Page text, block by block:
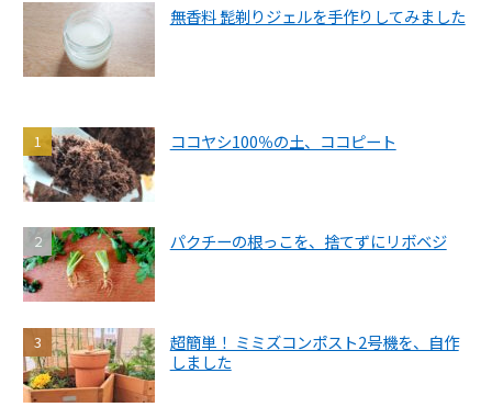
無香料 髭剃りジェルを手作りしてみました
ココヤシ100％の土、ココピート
パクチーの根っこを、捨てずにリボベジ
超簡単！ ミミズコンポスト2号機を、自作
しました